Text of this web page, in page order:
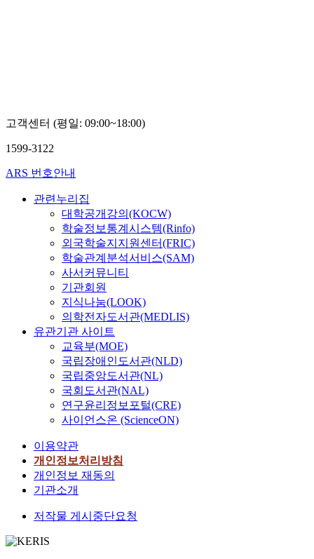
고객센터 (평일: 09:00~18:00)
1599-3122
ARS 번호안내
관련누리집
대학공개강의(KOCW)
학술정보통계시스템(Rinfo)
외국학술지지원센터(FRIC)
학술관계분석서비스(SAM)
사서커뮤니티
기관회원
지식나눔(LOOK)
의학전자도서관(MEDLIS)
유관기관 사이트
교육부(MOE)
국립장애인도서관(NLD)
국립중앙도서관(NL)
국회도서관(NAL)
연구윤리정보포털(CRE)
사이언스온 (ScienceON)
이용약관
개인정보처리방침
개인정보 재동의
기관소개
저작물 게시중단요청